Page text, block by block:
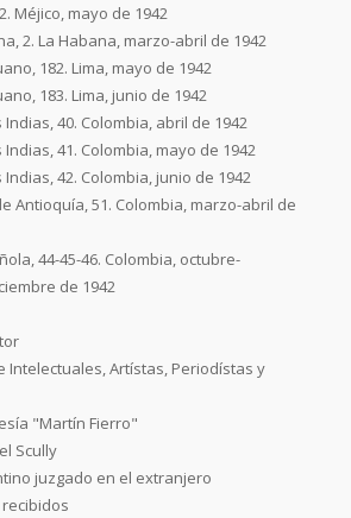
Méjico, mayo de 1942
2. La Habana, marzo-abril de 1942
182. Lima, mayo de 1942
183. Lima, junio de 1942
40. Colombia, abril de 1942
41. Colombia, mayo de 1942
42. Colombia, junio de 1942
Antioquía, 51. Colombia, marzo-abril de
44-45-46. Colombia, octubre-
de 1942
Intelectuales, Artístas, Periodístas y
"Martín Fierro"
Scully
juzgado en el extranjero